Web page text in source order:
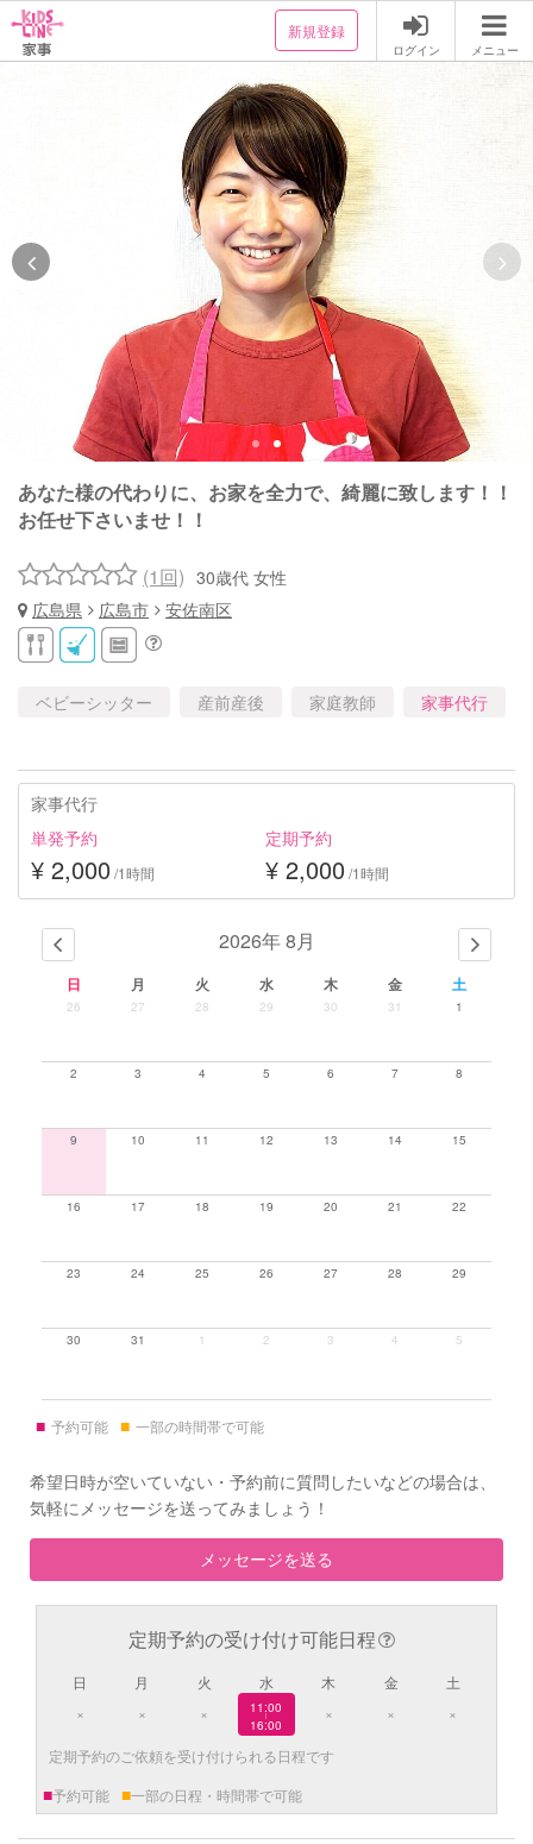
新規登録
ログイン メニュー
あなた様の代わりに、お家を全力で、綺麗に致します！！
お任せ下さいませ！！
(1回) 30歳代 女性
広島県
広島市 安佐南区
ベビーシッター 産前産後 家庭教師 家事代行
家事代行
単発予約
¥ 2,000 /1時間
定期予約
¥ 2,000 /1時間
2026年 8月
日 月 火 水 木 金 土
26 27 28 29 30 31 1
2 3 4 5 6 7 8
9 10 11 12 13 14 15
16 17 18 19 20 21 22
23 24 25 26 27 28 29
30 31 1 2 3 4 5
■ 予約可能 ■ 一部の時間帯で可能
希望日時が空いていない・予約前に質問したいなどの場合は、
気軽にメッセージを送ってみましょう！
メッセージを送る
定期予約の受け付け可能日程
日
×
月
×
火
×
水
11:00
|
16:00
木
×
金
×
土
×
定期予約のご依頼を受け付けられる日程です
■予約可能 ■一部の日程・時間帯で可能